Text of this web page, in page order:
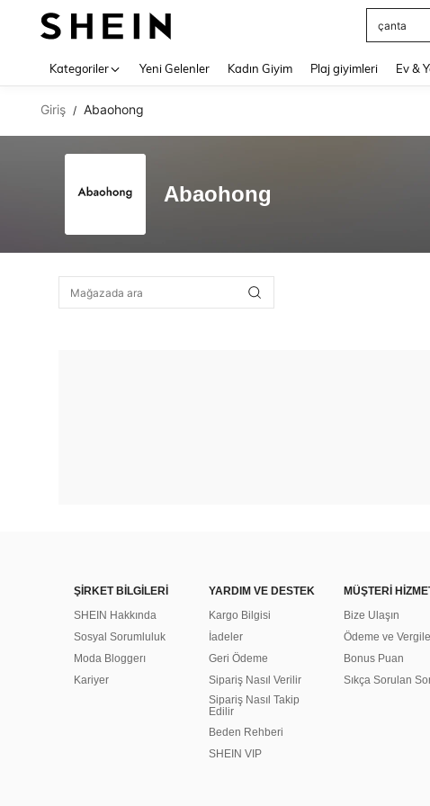
çanta
Kategoriler Yeni Gelenler Kadın Giyim Plaj giyimleri Ev &
Giriş / Abaohong
Abaohong
ŞİRKET BİLGİLERİ
SHEIN Hakkında
Sosyal Sorumluluk
Moda Bloggerı
Kariyer
YARDIM VE DESTEK
Kargo Bilgisi
İadeler
Geri Ödeme
Sipariş Nasıl Verilir
Sipariş Nasıl Takip
Edilir
Beden Rehberi
SHEIN VIP
MÜŞTERİ
Bize Ulaşın
Ödeme ve
Bonus Puan
Sıkça Sorulan